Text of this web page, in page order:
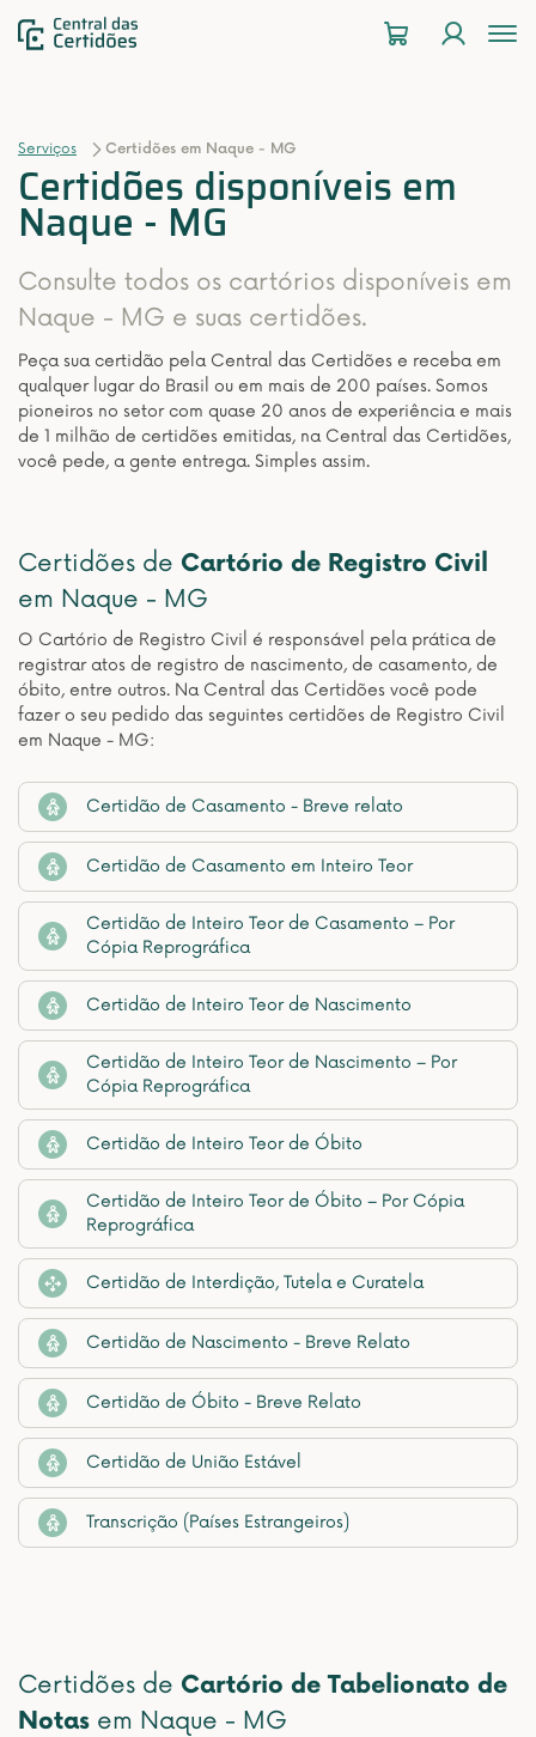
Serviços Certidões em Naque - MG
Certidões disponíveis em
Naque - MG
Consulte todos os cartórios disponíveis em
Naque - MG e suas certidões.
Peça sua certidão pela Central das Certidões e receba em
qualquer lugar do Brasil ou em mais de 200 países. Somos
pioneiros no setor com quase 20 anos de experiência e mais
de 1 milhão de certidões emitidas, na Central das Certidões,
você pede, a gente entrega. Simples assim.
Certidões de Cartório de Registro Civil
em Naque - MG
O Cartório de Registro Civil é responsável pela prática de
registrar atos de registro de nascimento, de casamento, de
óbito, entre outros. Na Central das Certidões você pode
fazer o seu pedido das seguintes certidões de Registro Civil
em Naque - MG:
Certidão de Casamento - Breve relato
Certidão de Casamento em Inteiro Teor
Certidão de Inteiro Teor de Casamento – Por
Cópia Reprográfica
Certidão de Inteiro Teor de Nascimento
Certidão de Inteiro Teor de Nascimento – Por
Cópia Reprográfica
Certidão de Inteiro Teor de Óbito
Certidão de Inteiro Teor de Óbito – Por Cópia
Reprográfica
Certidão de Interdição, Tutela e Curatela
Certidão de Nascimento - Breve Relato
Certidão de Óbito - Breve Relato
Certidão de União Estável
Transcrição (Países Estrangeiros)
Certidões de Cartório de Tabelionato de
Notas em Naque - MG